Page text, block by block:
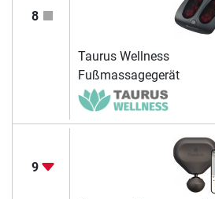
8
Taurus Wellness
Fußmassagegerät
9